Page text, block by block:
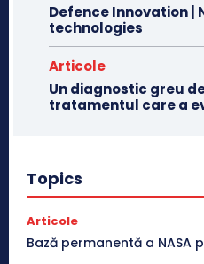
Defence Innovation |
technologies
Articole
Un diagnostic greu
tratamentul care a
Topics
Articole
Bază permanentă a NASA